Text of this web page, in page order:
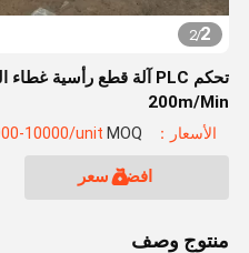
2
/
2
200m/Min
الأسعار：USD 7000-10000/unit MOQ：وحدة 1
افضل سعر
منتوج وصف